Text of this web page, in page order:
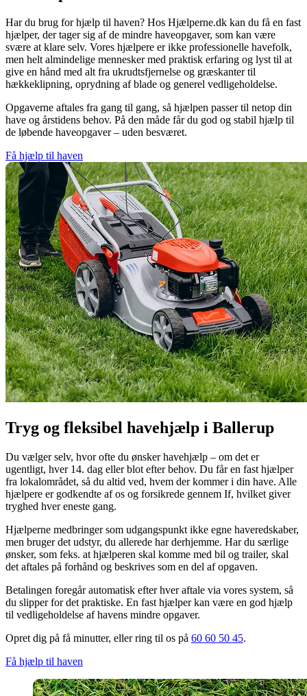
Har du brug for hjælp til haven? Hos Hjælperne.dk kan du få en fast
hjælper, der tager sig af de mindre haveopgaver, som kan være
svære at klare selv. Vores hjælpere er ikke professionelle havefolk,
men helt almindelige mennesker med praktisk erfaring og lyst til at
give en hånd med alt fra ukrudtsfjernelse og græskanter til
hækkeklipning, oprydning af blade og generel vedligeholdelse.
Opgaverne aftales fra gang til gang, så hjælpen passer til netop din
have og årstidens behov. På den måde får du god og stabil hjælp til
de løbende haveopgaver – uden besværet.
Få hjælp til haven
Tryg og fleksibel havehjælp i Ballerup
Du vælger selv, hvor ofte du ønsker havehjælp – om det er
ugentligt, hver 14. dag eller blot efter behov. Du får en fast hjælper
fra lokalområdet, så du altid ved, hvem der kommer i din have. Alle
hjælpere er godkendte af os og forsikrede gennem If, hvilket giver
tryghed hver eneste gang.
Hjælperne medbringer som udgangspunkt ikke egne haveredskaber,
men bruger det udstyr, du allerede har derhjemme. Har du særlige
ønsker, som feks. at hjælperen skal komme med bil og trailer, skal
det aftales på forhånd og beskrives som en del af opgaven.
Betalingen foregår automatisk efter hver aftale via vores system, så
du slipper for det praktiske. En fast hjælper kan være en god hjælp
til vedligeholdelse af havens mindre opgaver.
Opret dig på få minutter, eller ring til os på 60 60 50 45.
Få hjælp til haven